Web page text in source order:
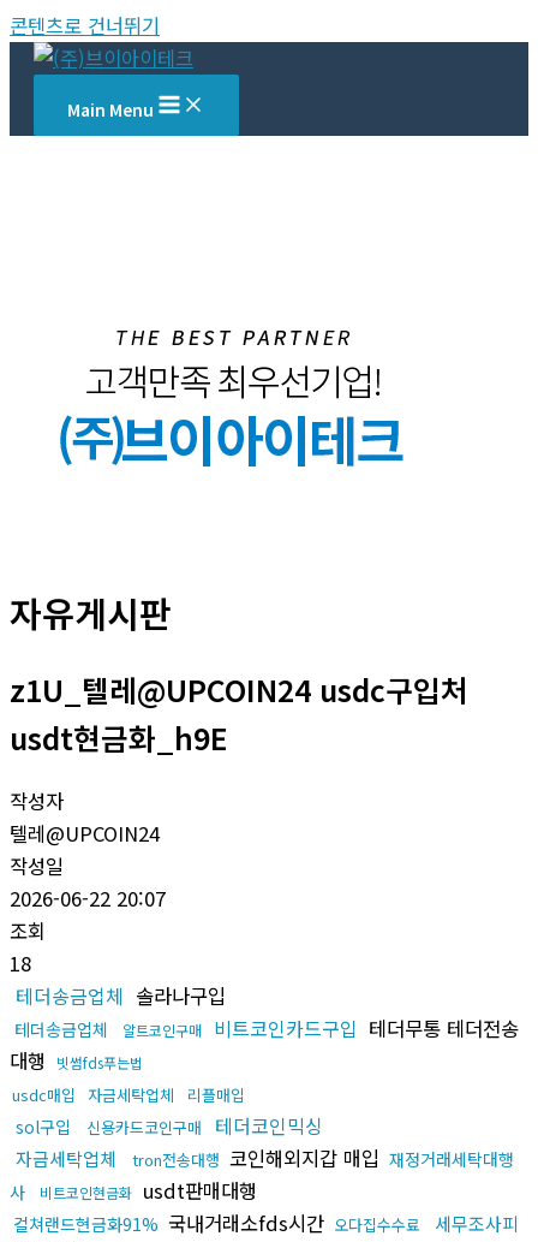
콘텐츠로 건너뛰기
Main Menu
자유게시판
z1U_텔레@UPCOIN24 usdc구입처
usdt현금화_h9E
작성자
텔레@UPCOIN24
작성일
2026-06-22 20:07
조회
18
테더송금업체 솔라나구입
테더송금업체 알트코인구매 비트코인카드구입 테더무통 테더전송
대행
빗썸fds푸는법
usdc매입 자금세탁업체 리플매입
sol구입 신용카드코인구매 테더코인믹싱
자금세탁업체 tron전송대행 코인해외지갑 매입 재정거래세탁대행
사
비트코인현금화 usdt판매대행
컬쳐랜드현금화91% 국내거래소fds시간 오다집수수료
세무조사피